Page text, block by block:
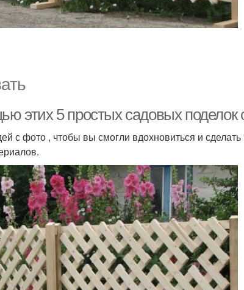
этих 5 простых садовых поделок
с фото , чтобы вы смогли вдохновиться и сделать